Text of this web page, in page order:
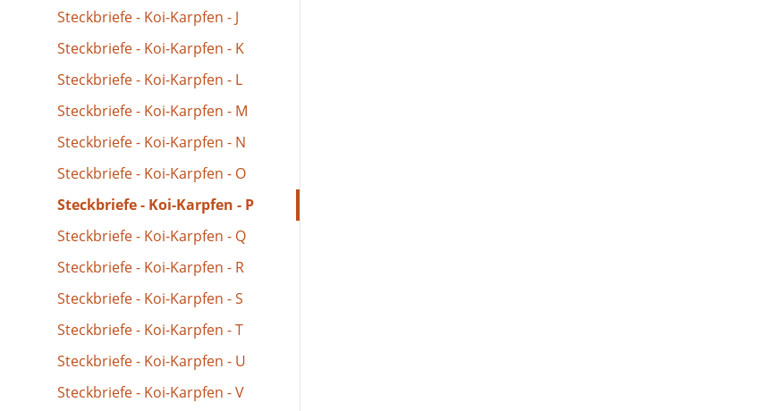
Steckbriefe - Koi-Karpfen - J
Steckbriefe - Koi-Karpfen - K
Steckbriefe - Koi-Karpfen - L
Steckbriefe - Koi-Karpfen - M
Steckbriefe - Koi-Karpfen - N
Steckbriefe - Koi-Karpfen - O
Steckbriefe - Koi-Karpfen - P
Steckbriefe - Koi-Karpfen - Q
Steckbriefe - Koi-Karpfen - R
Steckbriefe - Koi-Karpfen - S
Steckbriefe - Koi-Karpfen - T
Steckbriefe - Koi-Karpfen - U
Steckbriefe - Koi-Karpfen - V